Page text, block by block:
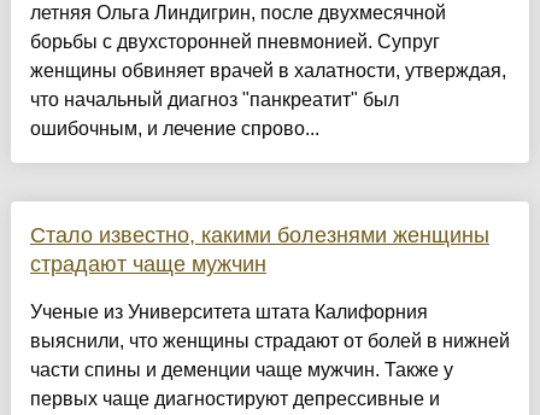
летняя Ольга Линдигрин, после двухмесячной
борьбы с двухсторонней пневмонией. Супруг
женщины обвиняет врачей в халатности, утверждая,
что начальный диагноз "панкреатит" был
ошибочным, и лечение спрово...
Стало известно, какими болезнями женщины
страдают чаще мужчин
Ученые из Университета штата Калифорния
выяснили, что женщины страдают от болей в нижней
части спины и деменции чаще мужчин. Также у
первых чаще диагностируют депрессивные и